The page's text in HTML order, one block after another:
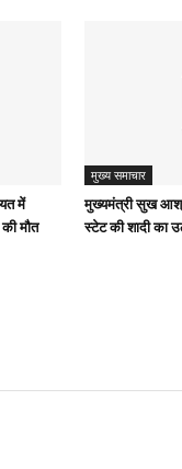
में
मौत
मुख्य समाचार
मुख्यमंत्री सुख
स्टेट की शादी का